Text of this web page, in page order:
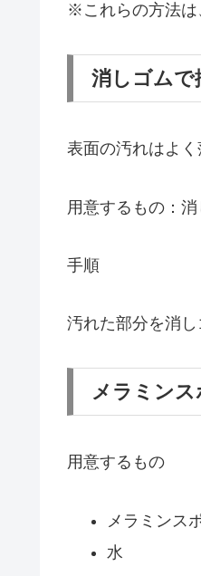
※これらの方法は
消しゴムで
表面の汚れはよ
用意するもの：消
手順
汚れた部分を消し
メラミン
用意するもの
メラミンス
水